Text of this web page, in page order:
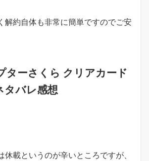
解約自体も非常に簡単ですのでご安
ターさくら クリアカード
バレ感想
休載というのが辛いところですが、